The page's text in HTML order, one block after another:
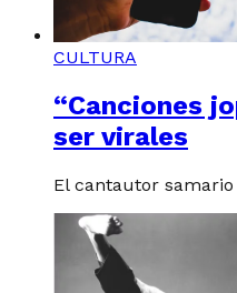
CULTURA
“Canciones
ser virales
El cantautor